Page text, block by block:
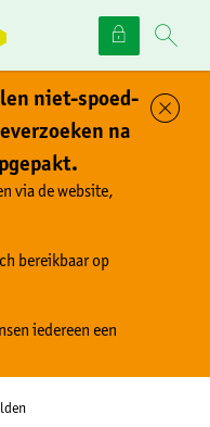
niet-spoed-
na
via de website,
bereikbaar op
iedereen een